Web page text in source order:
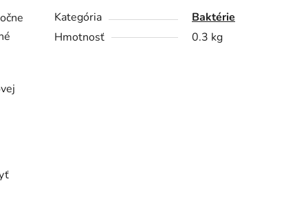
Kategória
Baktérie
Hmotnosť
0.3 kg